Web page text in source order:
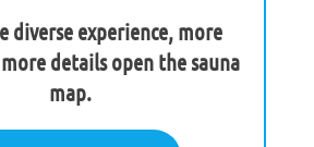
diverse experience, more
details open the sauna
map.